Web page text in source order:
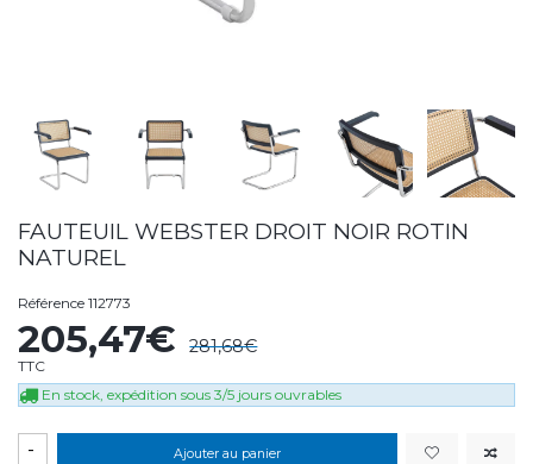
FAUTEUIL WEBSTER DROIT NOIR ROTIN
NATUREL
Référence 112773
205,47€ 281,68€
TTC
En stock, expédition sous 3/5 jours ouvrables
- Ajouter au panier